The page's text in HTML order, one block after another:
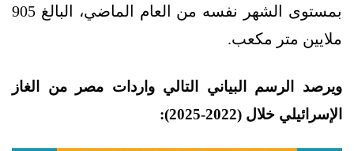
بمستوى الشهر نفسه من العام الماضي، البالغ 905
ملايين متر مكعب.
ويرصد الرسم البياني التالي واردات مصر من الغاز
الإسرائيلي خلال (2022-2025):